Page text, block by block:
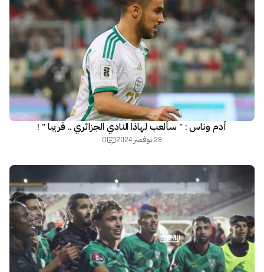
أدم وناس : " سألعب لهاذا النادي الجزائري .. قريبا " !
28 نوفمبر 2024 0